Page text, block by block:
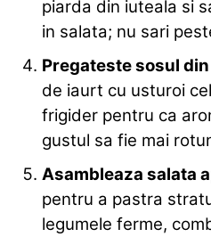
piarda din iuteala si
in salata; nu sari
Pregateste sosul
de iaurt cu usturoi
frigider pentru ca
gustul sa fie mai
Asambleaza salata
pentru a pastra
legumele ferme,